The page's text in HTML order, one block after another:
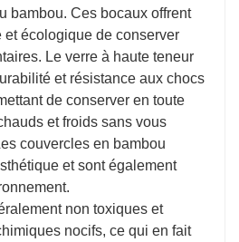
bambou. Ces bocaux offrent
et écologique de conserver
Le verre à haute teneur
et résistance aux chocs
de conserver en toute
et froids sans vous
couvercles en bambou
et sont également
non toxiques et
nocifs, ce qui en fait